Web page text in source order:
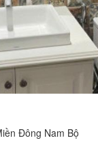
Đông Nam Bộ